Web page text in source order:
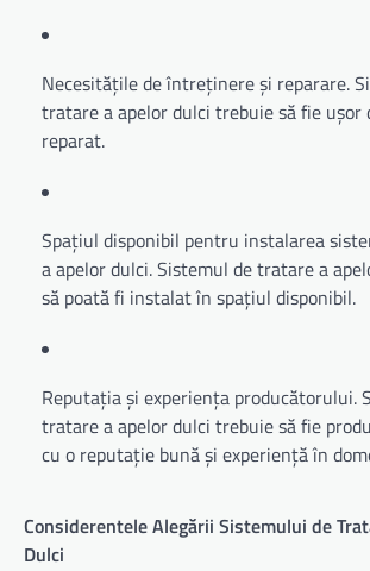
Necesitățile de întreținere și reparare.
tratare a apelor dulci trebuie să fie
reparat.
Spațiul disponibil pentru instalarea
a apelor dulci. Sistemul de tratare a
să poată fi instalat în spațiul disponibil.
Reputația și experiența producătorului.
tratare a apelor dulci trebuie să fie
cu o reputație bună și experiență în
Considerentele Alegării Sistemului de
Dulci